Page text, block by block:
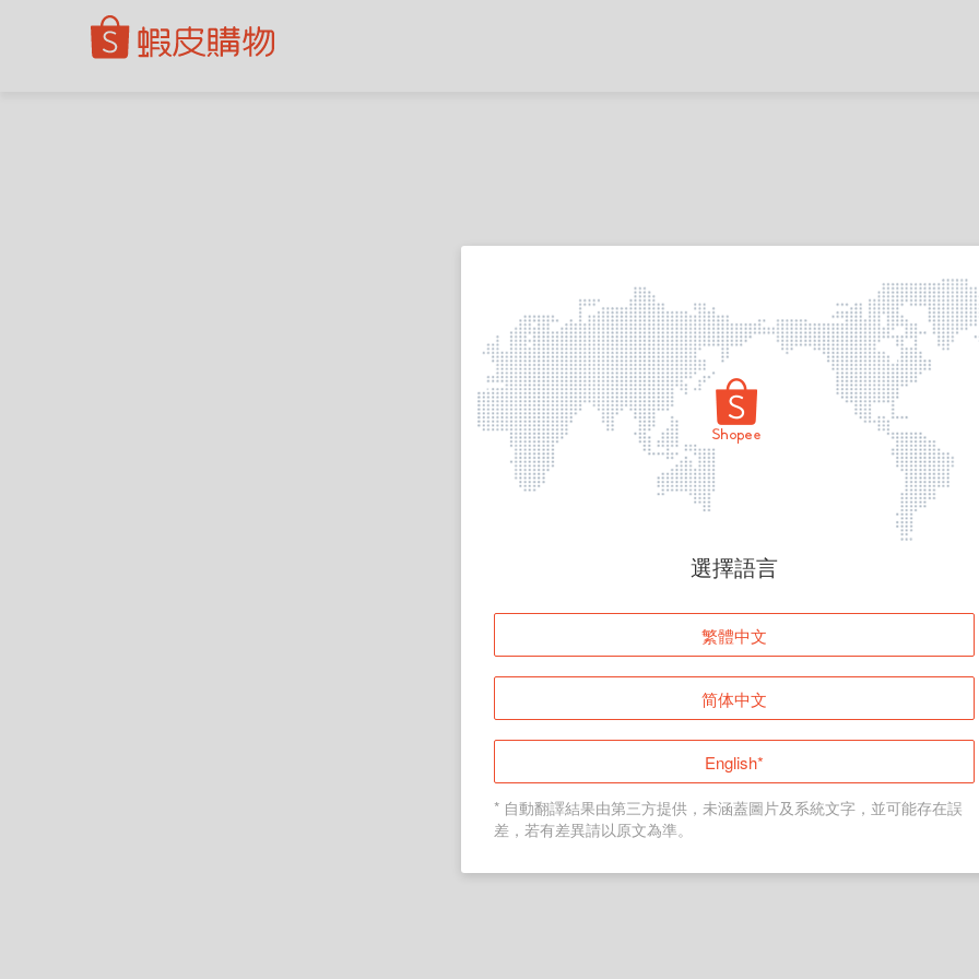
頁面無法顯示
登入
返回首頁
選擇語言
繁體中文
简体中文
English*
* 自動翻譯結果由第三方提供，未涵蓋圖片及系統文字，並可能存在誤
差，若有差異請以原文為準。